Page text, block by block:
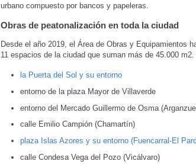
urbano compuesto por bancos y papeleras.
Obras de peatonalización en toda la ciudad
Desde el año 2019, el Área de Obras y Equipamientos
11 espacios de la ciudad que suman más de 45.000
la Puerta del Sol y su entorno
entorno de la plaza Mayor de Villaverde
entorno del Mercado Guillermo de Osma
calle Emilio Campión (Chamartín)
plaza Islas Azores y su entorno (Fuencarral-El
calle Condesa Vega del Pozo (Vicálvaro)